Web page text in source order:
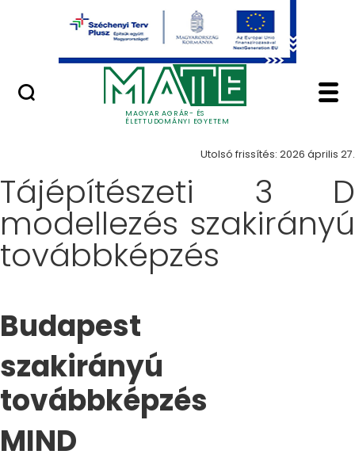
Ugrás a fő tartalomhoz
MAGYAR AGRÁR- ÉS
ÉLETTUDOMÁNYI EGYETEM
Minőségügy
Képzés - Magyar
Képzések
Utolsó frissítés: 2026 április 27.
Tájépítészeti 3 D
modellezés szakirányú
továbbképzés
Budapest
szakirányú
továbbképzés
MIND